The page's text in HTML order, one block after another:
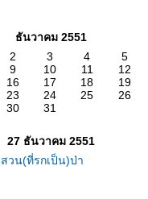
ธันวาคม 2551
2 3 4 5
9 10 11 12
16 17 18 19
23 24 25 26
30 31
27 ธันวาคม 2551
วน(ที่รกเป็น)ป่า